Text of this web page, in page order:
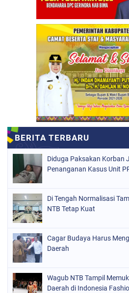
Diduga Paksakan Korban
Penanganan Kasus Unit
Di Tengah Normalisasi
NTB Tetap Kuat
Cagar Budaya Harus
Daerah
Wagub NTB Tampil
Daerah di Indonesia